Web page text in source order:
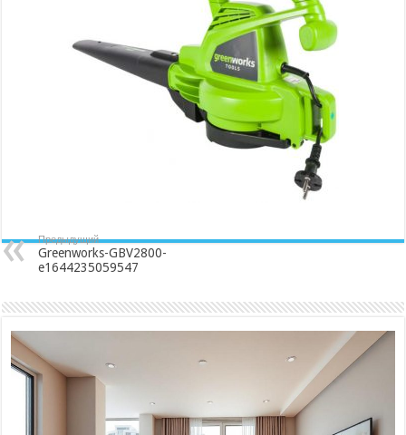
Предыдущий
Greenworks-GBV2800-
e1644235059547